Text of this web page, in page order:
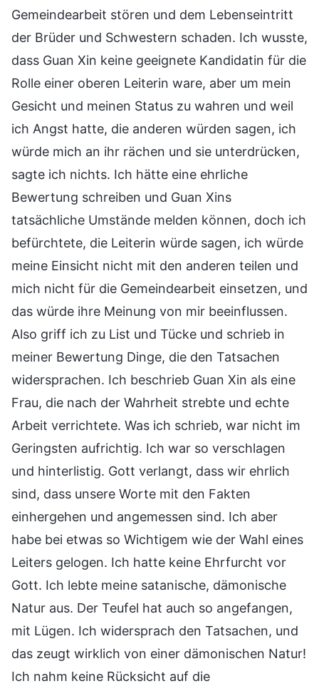
Gemeindearbeit stören und dem Lebenseintritt
der Brüder und Schwestern schaden. Ich wusste,
dass Guan Xin keine geeignete Kandidatin für die
Rolle einer oberen Leiterin ware, aber um mein
Gesicht und meinen Status zu wahren und weil
ich Angst hatte, die anderen würden sagen, ich
würde mich an ihr rächen und sie unterdrücken,
sagte ich nichts. Ich hätte eine ehrliche
Bewertung schreiben und Guan Xins
tatsächliche Umstände melden können, doch ich
befürchtete, die Leiterin würde sagen, ich würde
meine Einsicht nicht mit den anderen teilen und
mich nicht für die Gemeindearbeit einsetzen, und
das würde ihre Meinung von mir beeinflussen.
Also griff ich zu List und Tücke und schrieb in
meiner Bewertung Dinge, die den Tatsachen
widersprachen. Ich beschrieb Guan Xin als eine
Frau, die nach der Wahrheit strebte und echte
Arbeit verrichtete. Was ich schrieb, war nicht im
Geringsten aufrichtig. Ich war so verschlagen
und hinterlistig. Gott verlangt, dass wir ehrlich
sind, dass unsere Worte mit den Fakten
einhergehen und angemessen sind. Ich aber
habe bei etwas so Wichtigem wie der Wahl eines
Leiters gelogen. Ich hatte keine Ehrfurcht vor
Gott. Ich lebte meine satanische, dämonische
Natur aus. Der Teufel hat auch so angefangen,
mit Lügen. Ich widersprach den Tatsachen, und
das zeugt wirklich von einer dämonischen Natur!
Ich nahm keine Rücksicht auf die